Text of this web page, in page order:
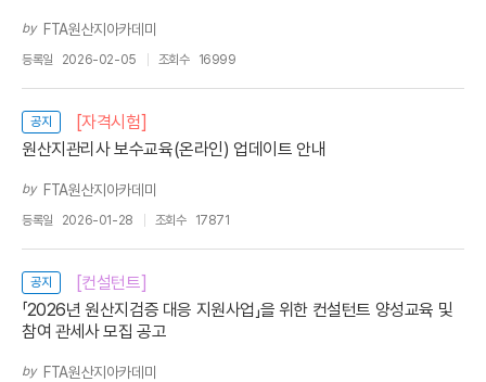
by FTA원산지아카데미
등록일 2026-02-05 조회수 16999
공지
[자격시험]
원산지관리사 보수교육(온라인) 업데이트 안내
by FTA원산지아카데미
등록일 2026-01-28 조회수 17871
공지
[컨설턴트]
「2026년 원산지검증 대응 지원사업」을 위한 컨설턴트 양성교육 및
참여 관세사 모집 공고
by FTA원산지아카데미